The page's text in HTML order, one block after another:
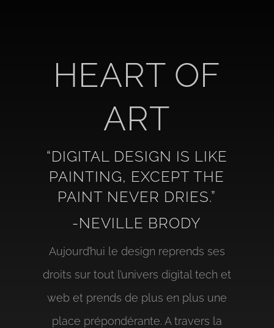
HEART OF
ART
“DIGITAL DESIGN IS LIKE
PAINTING, EXCEPT THE
PAINT NEVER DRIES.”
-NEVILLE BRODY
Aujourd’hui le design reprends ses
droits sur tout l’univers digital tech et
web et prends de plus en plus une
place prépondérante. A travers la